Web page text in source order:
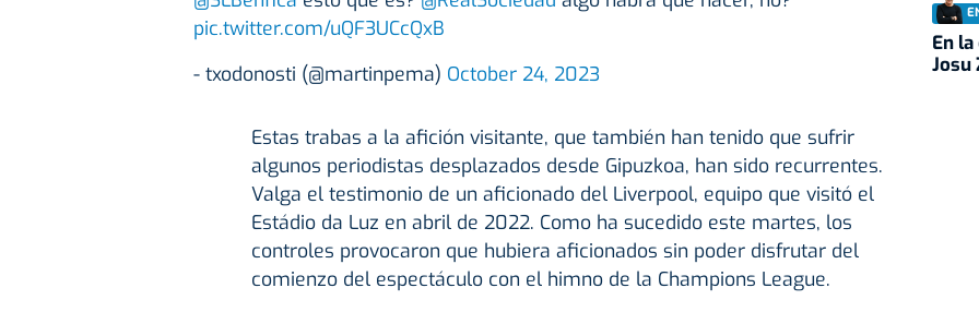
pic.twitter.com/uQF3UCcQxB
- txodonosti (@martinpema) October 24, 2023
Estas trabas a la afición visitante, que también han tenido que sufrir
algunos periodistas desplazados desde Gipuzkoa, han sido recurrentes.
Valga el testimonio de un aficionado del Liverpool, equipo que visitó el
Estádio da Luz en abril de 2022. Como ha sucedido este martes, los
controles provocaron que hubiera aficionados sin poder disfrutar del
comienzo del espectáculo con el himno de la Champions League.
En
Josu